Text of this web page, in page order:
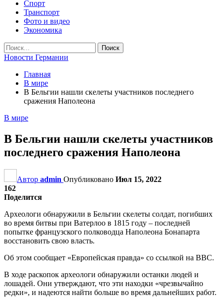
Спорт
Транспорт
Фото и видео
Экономика
Новости Германии
Главная
В мире
В Бельгии нашли скелеты участников последнего
сражения Наполеона
В мире
В Бельгии нашли скелеты участников
последнего сражения Наполеона
Автор admin Опубликовано Июл 15, 2022
162
Поделится
Археологи обнаружили в Бельгии скелеты солдат, погибших
во время битвы при Ватерлоо в 1815 году – последней
попытке французского полководца Наполеона Бонапарта
восстановить свою власть.
Об этом сообщает «Европейская правда» со ссылкой на BBC.
В ходе раскопок археологи обнаружили останки людей и
лошадей. Они утверждают, что эти находки «чрезвычайно
редки», и надеются найти больше во время дальнейших работ.